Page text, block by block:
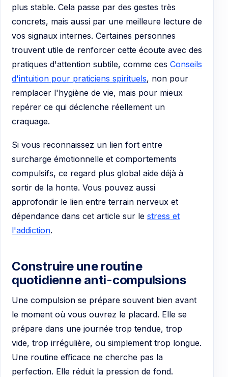
plus stable. Cela passe par des gestes très
concrets, mais aussi par une meilleure lecture de
vos signaux internes. Certaines personnes
trouvent utile de renforcer cette écoute avec des
pratiques d'attention subtile, comme ces Conseils
d'intuition pour praticiens spirituels, non pour
remplacer l'hygiène de vie, mais pour mieux
repérer ce qui déclenche réellement un
craquage.
Si vous reconnaissez un lien fort entre
surcharge émotionnelle et comportements
compulsifs, ce regard plus global aide déjà à
sortir de la honte. Vous pouvez aussi
approfondir le lien entre terrain nerveux et
dépendance dans cet article sur le stress et
l'addiction.
Construire une routine
quotidienne anti-compulsions
Une compulsion se prépare souvent bien avant
le moment où vous ouvrez le placard. Elle se
prépare dans une journée trop tendue, trop
vide, trop irrégulière, ou simplement trop longue.
Une routine efficace ne cherche pas la
perfection. Elle réduit la pression de fond.